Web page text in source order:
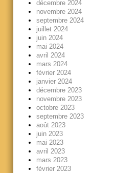
décembre 2024
novembre 2024
septembre 2024
juillet 2024
juin 2024
mai 2024
avril 2024
mars 2024
février 2024
janvier 2024
décembre 2023
novembre 2023
octobre 2023
septembre 2023
août 2023
juin 2023
mai 2023
avril 2023
mars 2023
février 2023